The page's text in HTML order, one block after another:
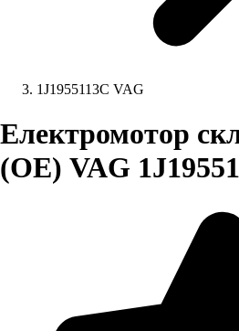
1J1955113C VAG
Електромотор
(OE) VAG